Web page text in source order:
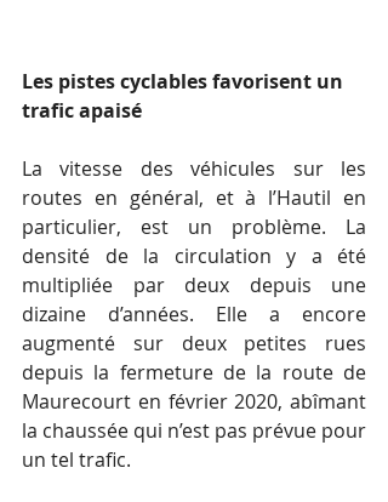
Les pistes cyclables favorisent un
trafic apaisé
La vitesse des véhicules sur les
routes en général, et à l’Hautil en
particulier, est un problème. La
densité de la circulation y a été
multipliée par deux depuis une
dizaine d’années. Elle a encore
augmenté sur deux petites rues
depuis la fermeture de la route de
Maurecourt en février 2020, abîmant
la chaussée qui n’est pas prévue pour
un tel trafic.